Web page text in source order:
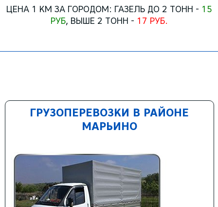
ЦЕНА 1 КМ ЗА ГОРОДОМ: ГАЗЕЛЬ ДО 2 ТОНН - 15
РУБ, ВЫШЕ 2 ТОНН - 17 РУБ.
ГРУЗОПЕРЕВОЗКИ В РАЙОНЕ
МАРЬИНО